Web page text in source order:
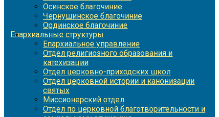
Осинское благочиние
Чернушинское благочиние
Ординское благочиние
Епархиальные структуры
Епархиальное управление
Отдел религиозного образования и
катехизации
Отдел церковно-приходских школ
Отдел церковной истории и канонизации
святых
Миссионерский отдел
Отдел по церковной благотворительности и